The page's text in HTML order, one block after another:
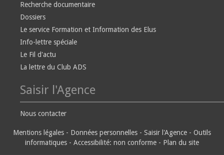
Recherche documentaire
Dossiers
Le service Formation et Information des Elus
Info-lettre spéciale
Le Fil d'actu
La lettre du Club ADS
Saisir l'Agence
Nous contacter
Mentions légales - Données personnelles - Saisir l'Agence - Outils
informatiques - Accessibilité: non conforme - Plan du site